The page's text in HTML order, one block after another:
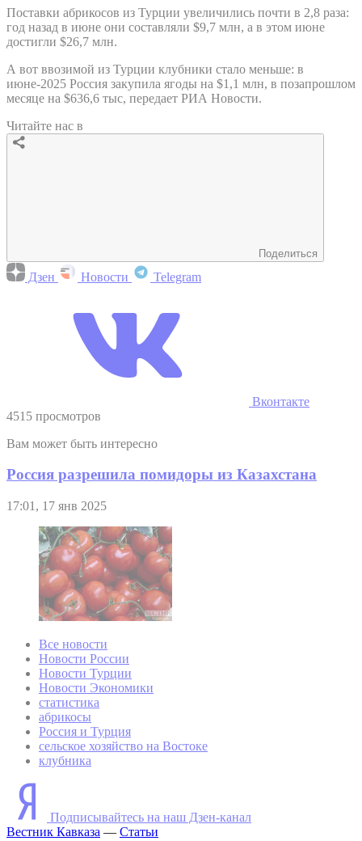
Поставки абрикосов из Турции увеличились почти в 2,8 раза:
год назад в июне они составляли $9,7 млн, а в этом июне
достигли $26,7 млн.
А вот ввозимой из Турции клубники стало меньше: в
июне-2025 Россия закупила ягоды на $1,1 млн, в позапрошлом
месяце на $636,6 тыс, передает РИА Новости.
Читайте нас в
Поделиться
Дзен Новости Telegram
Вконтакте
4515 просмотров
Вам может быть интересно
Россия разрешила помидоры из Казахстана
17:01, 17 янв 2025
Все новости
Новости России
Новости Турции
Новости Экономики
статистика
абрикосы
Россия и Турция
сельское хозяйство на Востоке
клубника
Подписывайтесь на наш Дзен-канал
Вестник Кавказа — Статьи